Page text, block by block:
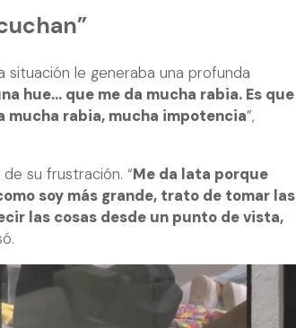
situación le generaba una profunda
hue... que me da mucha rabia. Es que
mucha rabia, mucha impotencia”,
su frustración. “Me da lata porque
soy más grande, trato de tomar las
las cosas desde un punto de vista,